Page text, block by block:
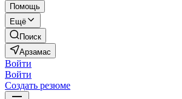
Помощь
Ещё
Поиск
Арзамас
Войти
Войти
Создать резюме